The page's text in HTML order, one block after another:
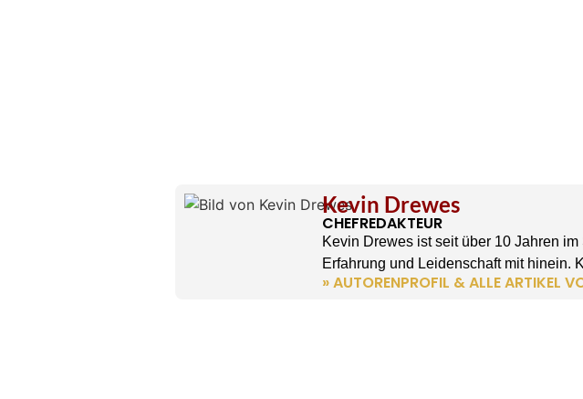
Kevin Drewes
CHEFREDAKTEUR
Kevin Drewes ist seit über 10 Jahren
Erfahrung und Leidenschaft mit hinein.
» AUTORENPROFIL & ALLE ARTIKEL